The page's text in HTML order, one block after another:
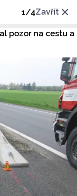
1/4Zavřít
pozor na cestu a